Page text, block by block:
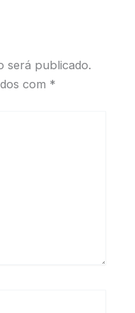
será publicado.
com *